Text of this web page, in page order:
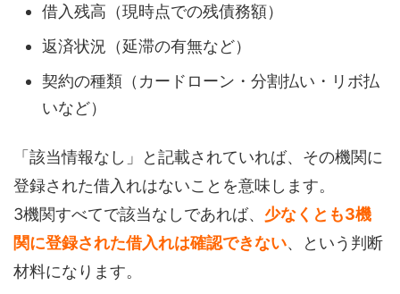
借入残高（現時点での残債務額）
返済状況（延滞の有無など）
契約の種類（カードローン・分割払い・リボ払
いなど）
「該当情報なし」と記載されていれば、その機関に
登録された借入れはないことを意味します。
3機関すべてで該当なしであれば、 少なくとも3機
関に登録された借入れは確認できない、という判断
材料になります。